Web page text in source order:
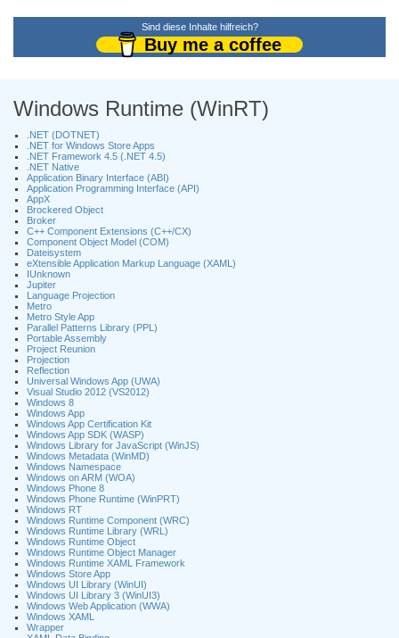
Sind diese Inhalte hilfreich?
Buy me a coffee
Windows Runtime (WinRT)
.NET (DOTNET)
.NET for Windows Store Apps
.NET Framework 4.5 (.NET 4.5)
.NET Native
Application Binary Interface (ABI)
Application Programming Interface (API)
AppX
Brockered Object
Broker
C++ Component Extensions (C++/CX)
Component Object Model (COM)
Dateisystem
eXtensible Application Markup Language (XAML)
IUnknown
Jupiter
Language Projection
Metro
Metro Style App
Parallel Patterns Library (PPL)
Portable Assembly
Project Reunion
Projection
Reflection
Universal Windows App (UWA)
Visual Studio 2012 (VS2012)
Windows 8
Windows App
Windows App Certification Kit
Windows App SDK (WASP)
Windows Library for JavaScript (WinJS)
Windows Metadata (WinMD)
Windows Namespace
Windows on ARM (WOA)
Windows Phone 8
Windows Phone Runtime (WinPRT)
Windows RT
Windows Runtime Component (WRC)
Windows Runtime Library (WRL)
Windows Runtime Object
Windows Runtime Object Manager
Windows Runtime XAML Framework
Windows Store App
Windows UI Library (WinUI)
Windows UI Library 3 (WinUI3)
Windows Web Application (WWA)
Windows XAML
Wrapper